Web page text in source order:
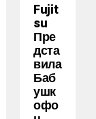
Fujit
Su
Пре
Дста
Вила
Баб
Ушк
Офо